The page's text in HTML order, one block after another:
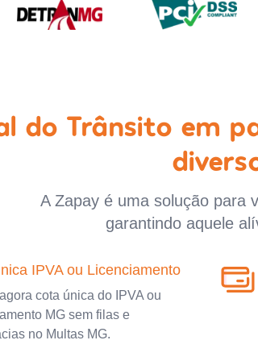
do Trânsito em
A Zapay é uma solução para
garantindo aquele
IPVA ou Licenciamento
cota única do IPVA ou
MG sem filas e
no Multas MG.